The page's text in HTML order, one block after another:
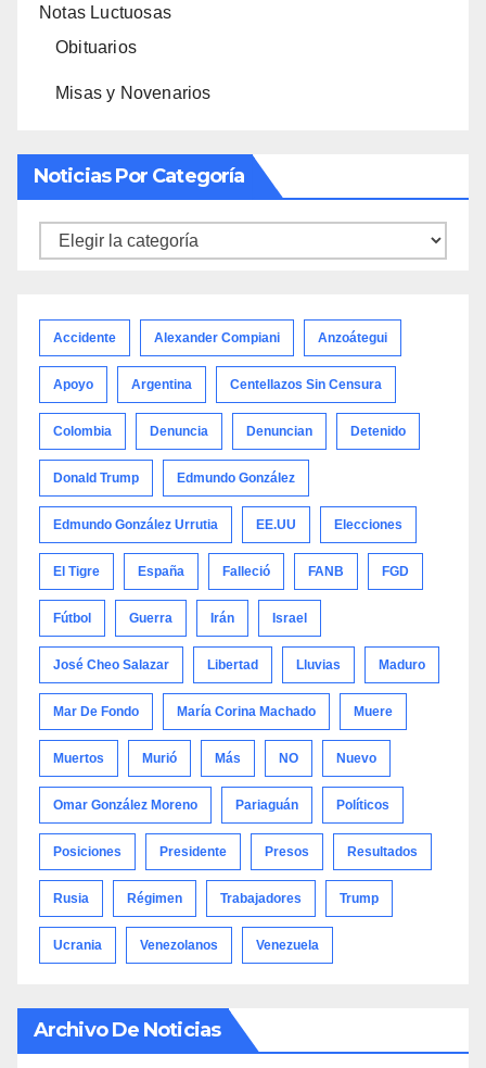
Notas Luctuosas
Obituarios
Misas y Novenarios
Noticias Por Categoría
Noticias
Accidente Alexander Compiani Anzoátegui
Apoyo Argentina Centellazos Sin Censura
Colombia Denuncia Denuncian Detenido
Donald Trump Edmundo González
Edmundo González Urrutia EE.UU Elecciones
El Tigre España Falleció FANB FGD
Fútbol Guerra Irán Israel
José Cheo Salazar Libertad Lluvias Maduro
Mar De Fondo María Corina Machado Muere
Muertos Murió Más NO Nuevo
Omar González Moreno Pariaguán Políticos
Posiciones Presidente Presos Resultados
Rusia Régimen Trabajadores Trump
Ucrania Venezolanos Venezuela
Archivo De Noticias